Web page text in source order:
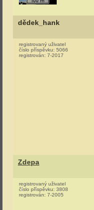
dědek_hank
registrovaný uživatel
číslo příspěvku: 5066
registrován: 7-2017
Zdepa
registrovaný uživatel
číslo příspěvku: 3808
registrován: 7-2005